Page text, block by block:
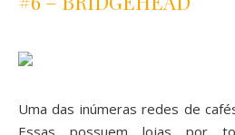
Uma das inúmeras redes de
Essas possuem lojas por